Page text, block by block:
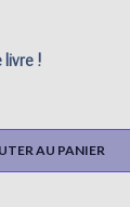
livre !
AU PANIER